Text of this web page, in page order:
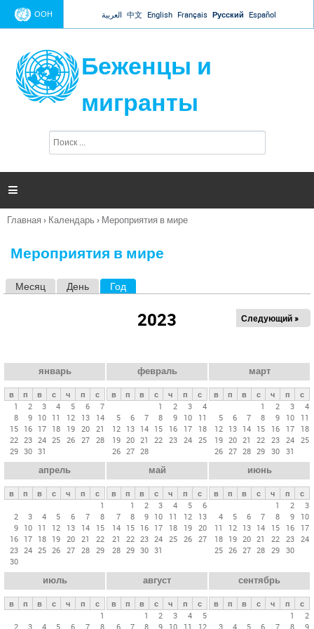
Jump to navigation
ООН العربية 中文 English Français Русский Español
Беженцы и
мигранты
п
и

Вы
Главная › Календарь › Мероприятия в мире
Мероприятия в мире
е
в
л
а
к
Месяц День Год
2023 Следующий »
январь
в п в с ч п
с
1
2 3 4 5 6
7
8
9 10 11 12 13
14
15 16 17 18 19 20 21
22 23 24 25 26 27 28
29 30 31
февраль
в п в с ч п
с
1
2 3
4
5
6 7 8 9 10
11
12 13 14 15 16 17
18
19 20 21 22 23 24 25
26 27 28
март
в п в с ч п
с
1
2 3
4
5
6 7 8 9 10
11
12 13 14 15 16 17
18
19 20 21 22 23 24 25
26 27 28 29 30 31
апрель
в п в с ч п
с
1
2
3 4 5 6 7
8
9 10 11 12 13 14
15
16 17 18 19 20 21
22
23 24 25 26 27 28 29
30
май
в п в с ч п
с
1
2 3 4 5
6
7
8 9 10 11 12
13
14 15 16 17 18 19 20
21
22 23 24 25 26 27
28 29 30 31
июнь
в п в с ч п
с
1
2
3
4
5 6 7 8 9
10
11
12 13 14 15 16
17
18 19 20 21 22 23 24
25 26 27 28 29 30
июль
в п в с ч п
с
1
2
3 4 5 6 7 8
август
в п в с ч п
с
1
2 3 4
5
6
7 8 9 10 11 12
сентябрь
в п в с ч п
с
1
2
3
4 5 6 7 8 9